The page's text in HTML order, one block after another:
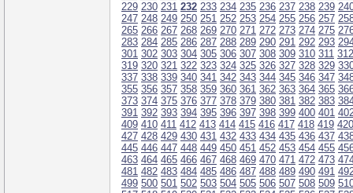
229 230 231 232 233 234 235 236 237 238 239
247 248 249 250 251 252 253 254 255 256 257
265 266 267 268 269 270 271 272 273 274 275
283 284 285 286 287 288 289 290 291 292 293
301 302 303 304 305 306 307 308 309 310 311 312
319 320 321 322 323 324 325 326 327 328 329
337 338 339 340 341 342 343 344 345 346 347
355 356 357 358 359 360 361 362 363 364 365
373 374 375 376 377 378 379 380 381 382 383
391 392 393 394 395 396 397 398 399 400 401
409 410 411 412 413 414 415 416 417 418 419 420
427 428 429 430 431 432 433 434 435 436 437
445 446 447 448 449 450 451 452 453 454 455
463 464 465 466 467 468 469 470 471 472 473
481 482 483 484 485 486 487 488 489 490 491
499 500 501 502 503 504 505 506 507 508 509